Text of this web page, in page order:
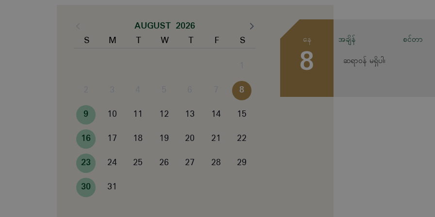
AUGUST 2026
S
M T W T F
S
8
9
10 11 12 13 14
15
16
17 18 19 20 21
22
23
24 25 26 27 28
29
30
31
နေ
8
အချိန် စင်တာ
ဆရာဝန် မရှိပါ၊